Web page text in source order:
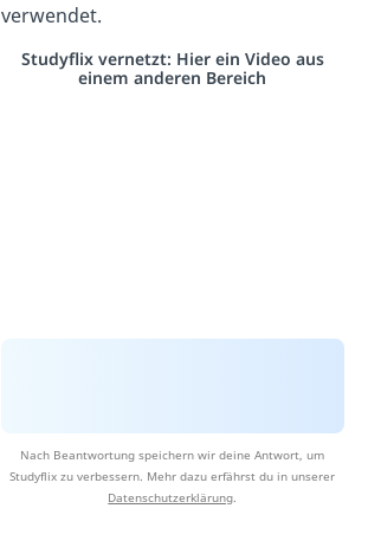
verwendet.
Studyflix vernetzt: Hier ein Video aus
einem anderen Bereich
Nach Beantwortung speichern wir deine Antwort, um
Studyflix zu verbessern. Mehr dazu erfährst du in unserer
Datenschutzerklärung.